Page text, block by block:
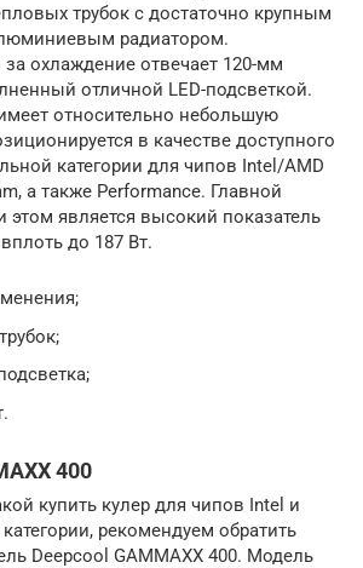
трубок с достаточно крупным
радиатором.
охлаждение отвечает 120-мм
отличной LED-подсветкой.
относительно небольшую
в качестве доступного
категории для чипов Intel/AMD
а также Performance. Главной
этом является высокий показатель
до 187 Вт.
400
купить кулер для чипов Intel и
рекомендуем обратить
Deepcool GAMMAXX 400. Модель